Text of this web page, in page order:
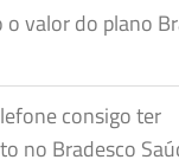
o valor do plano
consigo ter
no Bradesco